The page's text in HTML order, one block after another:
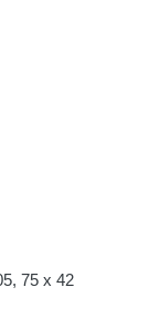
75 x 42